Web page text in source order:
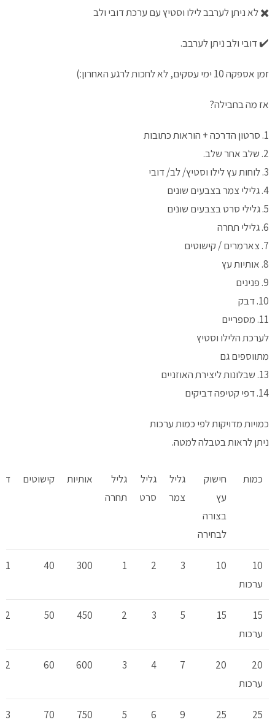
✖️ לא ניתן לערבב לילו וסטיץ עם ערכת דובי ולב
✔️ דובי ולב ניתן לערבב.
זמן אספקה 10 ימי עסקים, לא לחכות לרגע האחרון:)
אז מה בחבילה?
1. סרטון הדרכה + הוראות כתובות
2. שלב אחר שלב.
3. לוחות עץ לילו וסטיץ/ לב/ דובי
4. גלילי צמר בצבעים שונים
5. גלילי סרט בצבעים שונים
6. גלילי תחרה
7. צארמרים / קישוטים
8. אותיות עץ
9. פנינים
10. דבק
11. מספריים
לערכת הלילו וסטיץ
מתווספים גם
13. שבלונות ליצירת האוזניים
14. דפי קטיפה דביקים
כמויות מדויקות לפי כמות ערכות
ניתן לראות בטבלה למטה.
כמות
חישוק
עץ
בצורה
לבחירה
גליל
צמר
גליל
סרט
גליל
תחרה
אותיות קישוטים
10
ערכות
10
3
2
1
300
40
1
15
ערכות
15
5
3
2
450
50
2
20
ערכות
20
7
4
3
600
60
2
25
25
9
6
5
750
70
3